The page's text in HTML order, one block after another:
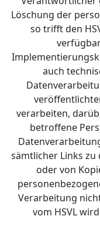
Löschung der
so trifft den
auch
verarbeiten,
betroffene
sämtlicher Links zu
oder von
Verarbeitung
vom HSVL